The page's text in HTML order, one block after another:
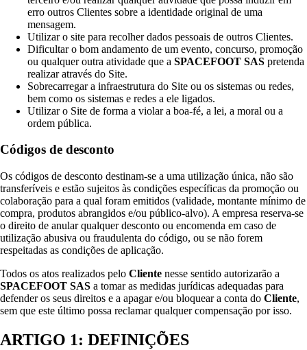
erro outros Clientes sobre a identidade original de uma
mensagem.
Utilizar o site para recolher dados pessoais de outros Clientes.
Dificultar o bom andamento de um evento, concurso, promoção
ou qualquer outra atividade que a SPACEFOOT SAS pretenda
realizar através do Site.
Sobrecarregar a infraestrutura do Site ou os sistemas ou redes,
bem como os sistemas e redes a ele ligados.
Utilizar o Site de forma a violar a boa-fé, a lei, a moral ou a
ordem pública.
Códigos de desconto
Os códigos de desconto destinam-se a uma utilização única, não são
transferíveis e estão sujeitos às condições específicas da promoção ou
colaboração para a qual foram emitidos (validade, montante mínimo de
compra, produtos abrangidos e/ou público-alvo). A empresa reserva-se
o direito de anular qualquer desconto ou encomenda em caso de
utilização abusiva ou fraudulenta do código, ou se não forem
respeitadas as condições de aplicação.
Todos os atos realizados pelo Cliente nesse sentido autorizarão a
SPACEFOOT SAS a tomar as medidas jurídicas adequadas para
defender os seus direitos e a apagar e/ou bloquear a conta do Cliente,
sem que este último possa reclamar qualquer compensação por isso.
ARTIGO 1: DEFINIÇÕES